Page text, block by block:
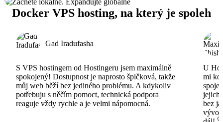
Docker VPS hosting, na který je spoleh
Gad Iradufasha
S VPS hostingem od Hostingeru jsem maximálně
spokojený! Dostupnost je naprosto špičková, takže
můj web běží bez jediného problému. A kdykoliv
potřebuju s něčím pomoct, technická podpora
reaguje vždy rychle a je velmi nápomocná.
U
mi
jejich
bez